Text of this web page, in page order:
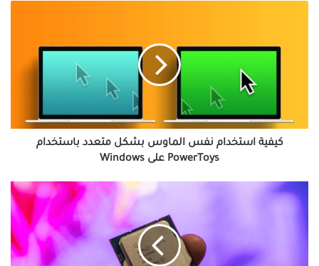
Windowsكيفية استخدام نفس الماوس بشكل متعدد باستخدام
PowerToys على Windows
Intel